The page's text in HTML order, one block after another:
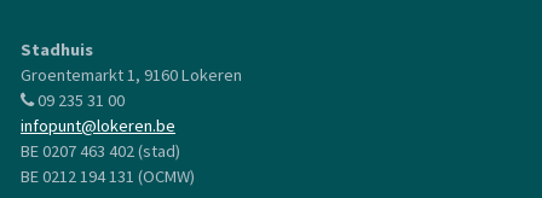
Stadhuis
Groentemarkt 1, 9160 Lokeren
09 235 31 00
infopunt@lokeren.be
BE 0207 463 402 (stad)
BE 0212 194 131 (OCMW)